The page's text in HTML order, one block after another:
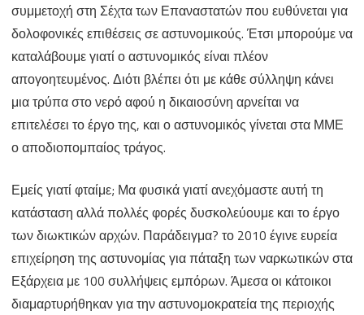
συμμετοχή στη Σέχτα των Επαναστατών που ευθύνεται για
δολοφονικές επιθέσεις σε αστυνομικούς. Έτσι μπορούμε να
καταλάβουμε γιατί ο αστυνομικός είναι πλέον
απογοητευμένος. Διότι βλέπει ότι με κάθε σύλληψη κάνει
μια τρύπα στο νερό αφού η δικαιοσύνη αρνείται να
επιτελέσει το έργο της, και ο αστυνομικός γίνεται στα ΜΜΕ
ο αποδιοπομπαίος τράγος.
Εμείς γιατί φταίμε; Μα φυσικά γιατί ανεχόμαστε αυτή τη
κατάσταση αλλά πολλές φορές δυσκολεύουμε και το έργο
των διωκτικών αρχών. Παράδειγμα? το 2010 έγινε ευρεία
επιχείρηση της αστυνομίας για πάταξη των ναρκωτικών στα
Εξάρχεια με 100 συλλήψεις εμπόρων. Άμεσα οι κάτοικοι
διαμαρτυρήθηκαν για την αστυνομοκρατεία της περιοχής